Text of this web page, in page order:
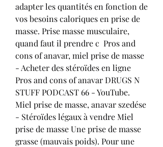
adapter les quantités en fonction de
vos besoins caloriques en prise de
masse. Prise masse musculaire,
quand faut il prendre c  Pros and
cons of anavar, miel prise de masse
- Acheter des stéroïdes en ligne
Pros and cons of anavar DRUGS N
STUFF PODCAST 66 - YouTube.
Miel prise de masse, anavar szedése
- Stéroïdes légaux à vendre Miel
prise de masse Une prise de masse
grasse (mauvais poids). Pour une